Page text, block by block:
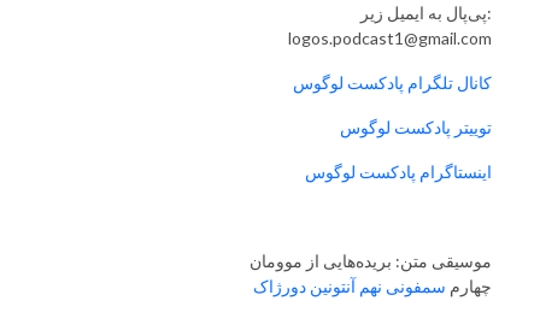
پی‌پال به ایمیل زیر:
logos.podcast1@gmail.com
کانال تلگرام پادکست لوگوس
توییتر پادکست لوگوس
اینستاگرام پادکست لوگوس
چهارم سمفونی نهم آنتونین دورژاک